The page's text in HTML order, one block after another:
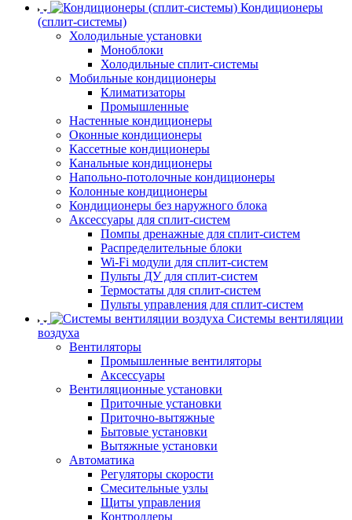
Кондиционеры
(сплит-системы)
Холодильные установки
Моноблоки
Холодильные сплит-системы
Мобильные кондиционеры
Климатизаторы
Промышленные
Настенные кондиционеры
Оконные кондиционеры
Кассетные кондиционеры
Канальные кондиционеры
Напольно-потолочные кондиционеры
Колонные кондиционеры
Кондиционеры без наружного блока
Аксессуары для сплит-систем
Помпы дренажные для сплит-систем
Распределительные блоки
Wi-Fi модули для сплит-систем
Пульты ДУ для сплит-систем
Термостаты для сплит-систем
Пульты управления для сплит-систем
Системы вентиляции
воздуха
Вентиляторы
Промышленные вентиляторы
Аксессуары
Вентиляционные установки
Приточные установки
Приточно-вытяжные
Бытовые установки
Вытяжные установки
Автоматика
Регуляторы скорости
Смесительные узлы
Щиты управления
Контроллеры